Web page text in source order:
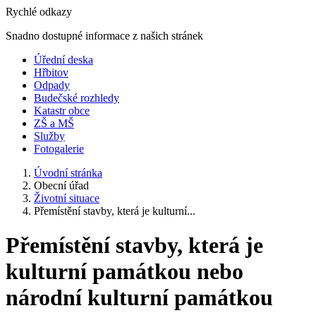
Rychlé odkazy
Snadno dostupné informace z našich stránek
Úřední deska
Hřbitov
Odpady
Budečské rozhledy
Katastr obce
ZŠ a MŠ
Služby
Fotogalerie
Úvodní stránka
Obecní úřad
Životní situace
Přemístění stavby, která je kulturní...
Přemístění stavby, která je
kulturní památkou nebo
národní kulturní památkou